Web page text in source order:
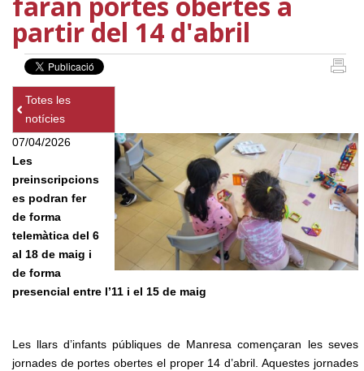
partir del 14 d'abril
Totes les
notícies
07/04/2026
Les
preinscripcions
es podran fer
de forma
telemàtica del 6
al 18 de maig i
de forma
presencial entre l’11 i el 15 de maig
Les llars d’infants públiques de Manresa començaran les seves
jornades de portes obertes el proper 14 d’abril. Aquestes jornades